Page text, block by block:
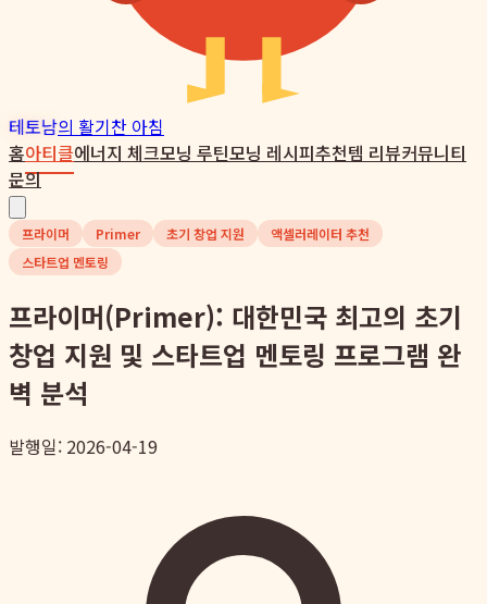
테토남의 활기찬 아침
홈아티클에너지 체크모닝 루틴모닝 레시피추천템 리뷰커뮤니티
문의
프라이머 Primer 초기 창업 지원
액셀러레이터 추천
스타트업 멘토링
프라이머(Primer): 대한민국 최고의 초기
창업 지원 및 스타트업 멘토링 프로그램 완
벽 분석
발행일: 2026-04-19